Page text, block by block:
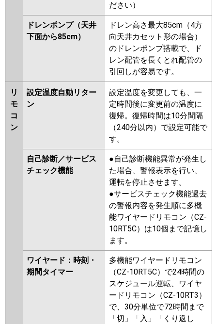
ださい）
ドレンポンプ（天井
下面から85cm）
ドレン高さ最大85cm（4方
向天井カセット形の場合）
のドレンポンプ搭載で、ド
レン配管を長くとれ配管の
引回しが容易です。
リ
モ
コ
ン
設定温度自動リター
ン
設定温度を変更しても、一
定時間後に変更前の温度に
復帰。復帰時間は10分間隔
（240分以内）で設定可能で
す。
自己診断／サービス
チェック機能
●自己診断機能異常が発生し
た場合、警報表示を行い、
運転を停止させます。
●サービスチェック機能過去
の警報内容を発生順に多機
能ワイヤードリモコン（CZ-
10RT5C）は10個まで記憶し
ます。
ワイヤード：時刻・
期間タイマー
多機能ワイヤードリモコン
（CZ-10RT5C）で24時間の
スケジュール運転、ワイヤ
ードリモコン（CZ-10RT3）
で、30分単位で72時間まで
「切」「入」「くり返し